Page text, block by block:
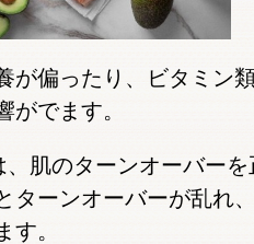
が偏ったり、ビタミン
がでます。
肌のターンオーバー
ターンオーバーが乱れ
す。